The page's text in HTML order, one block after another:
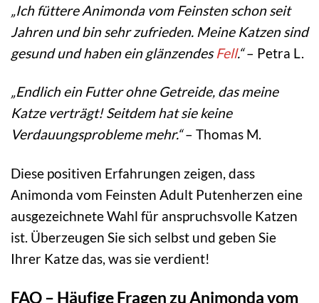
„Ich füttere Animonda vom Feinsten schon seit
Jahren und bin sehr zufrieden. Meine Katzen sind
gesund und haben ein glänzendesFell.“– Petra L.
„Endlich ein Futter ohne Getreide, das meine
Katze verträgt! Seitdem hat sie keine
Verdauungsprobleme mehr.“– Thomas M.
Diese positiven Erfahrungen zeigen, dass
Animonda vom Feinsten Adult Putenherzen eine
ausgezeichnete Wahl für anspruchsvolle Katzen
ist. Überzeugen Sie sich selbst und geben Sie
Ihrer Katze das, was sie verdient!
FAQ – Häufige Fragen zu Animonda vom